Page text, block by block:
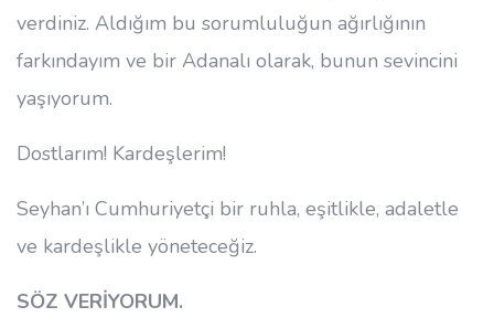
verdiniz. Aldığım bu sorumluluğun ağırlığının
farkındayım ve bir Adanalı olarak, bunun sevincini
yaşıyorum.
Dostlarım! Kardeşlerim!
Seyhan’ı Cumhuriyetçi bir ruhla, eşitlikle, adaletle
ve kardeşlikle yöneteceğiz.
SÖZ VERİYORUM.